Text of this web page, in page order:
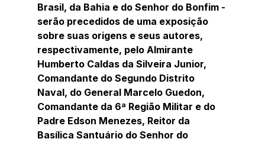
Brasil, da Bahia e do Senhor do Bonfim -
serão precedidos de uma exposição
sobre suas origens e seus autores,
respectivamente, pelo Almirante
Humberto Caldas da Silveira Junior,
Comandante do Segundo Distrito
Naval, do General Marcelo Guedon,
Comandante da 6ª Região Militar e do
Padre Edson Menezes, Reitor da
Basílica Santuário do Senhor do